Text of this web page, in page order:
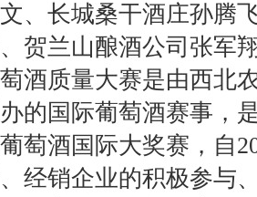
、长城桑干酒庄孙腾
贺兰山酿酒公司张军
质量大赛是由西北
的国际葡萄酒赛事，
萄酒国际大奖赛，自
经销企业的积极参与